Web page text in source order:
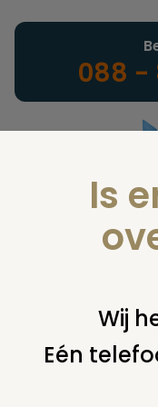
088 -
U bent hier: home
bezoekers website
Is
Wij
Eén